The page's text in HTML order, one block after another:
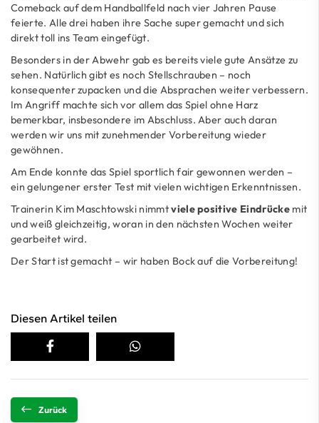
Comeback auf dem Handballfeld nach vier Jahren Pause
feierte. Alle drei haben ihre Sache super gemacht und sich
direkt toll ins Team eingefügt.
Besonders in der Abwehr gab es bereits viele gute Ansätze zu
sehen. Natürlich gibt es noch Stellschrauben – noch
konsequenter zupacken und die Absprachen weiter verbessern.
Im Angriff machte sich vor allem das Spiel ohne Harz
bemerkbar, insbesondere im Abschluss. Aber auch daran
werden wir uns mit zunehmender Vorbereitung wieder
gewöhnen.
Am Ende konnte das Spiel sportlich fair gewonnen werden –
ein gelungener erster Test mit vielen wichtigen Erkenntnissen.
Trainerin Kim Maschtowski nimmtviele positive Eindrückemit
und weiß gleichzeitig, woran in den nächsten Wochen weiter
gearbeitet wird.
Der Start ist gemacht – wir haben Bock auf die Vorbereitung!
Diesen Artikel teilen
Zurück